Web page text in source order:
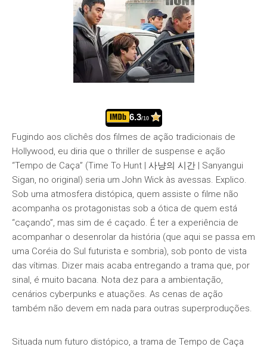
6.3/10
Fugindo aos clichês dos filmes de ação tradicionais de
Hollywood, eu diria que o thriller de suspense e ação
“Tempo de Caça” (Time To Hunt | 사냥의 시간 | Sanyangui
Sigan, no original) seria um John Wick às avessas. Explico.
Sob uma atmosfera distópica, quem assiste o filme não
acompanha os protagonistas sob a ótica de quem está
“caçando”, mas sim de é caçado. É ter a experiência de
acompanhar o desenrolar da história (que aqui se passa em
uma Coréia do Sul futurista e sombria), sob ponto de vista
das vítimas. Dizer mais acaba entregando a trama que, por
sinal, é muito bacana. Nota dez para a ambientação,
cenários cyberpunks e atuações. As cenas de ação
também não devem em nada para outras superproduções.
Situada num futuro distópico, a trama de Tempo de Caça